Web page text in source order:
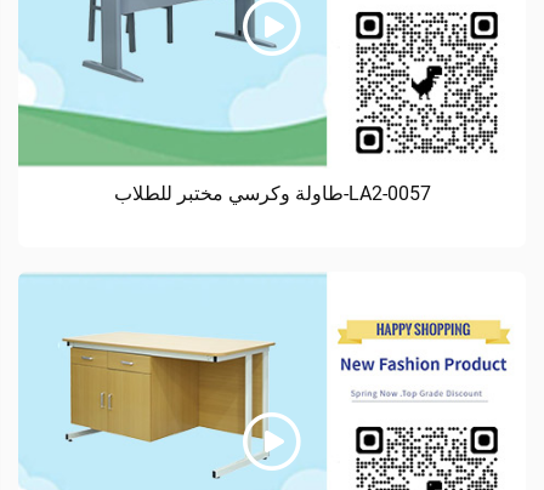
LA2-0057-طاولة وكرسي مختبر للطلاب